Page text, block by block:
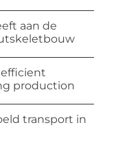
aan de
production
transport in